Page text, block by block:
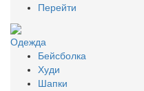
Перейти
Одежда
Бейсболка
Худи
Шапки